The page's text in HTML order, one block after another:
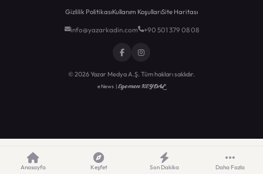
Gizlilik PolitikasıKullanım KoşullarıSite Haritası
info@yazarkadin.com +90 501 379 08 08
© 2026 Yazar Medya A.Ş. Tüm hakları saklıdır.
eNews |Egemen KEYDAL
Anasayfa Keşfet Son Dakika Daha Fazla